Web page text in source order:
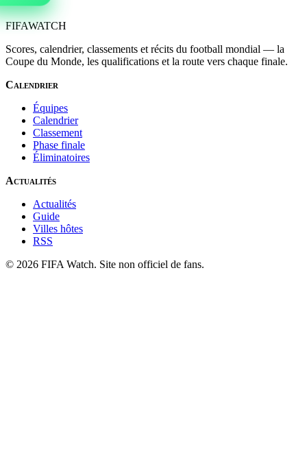
FIFAWATCH
Scores, calendrier, classements et récits du football mondial — la
Coupe du Monde, les qualifications et la route vers chaque finale.
Calendrier
Équipes
Calendrier
Classement
Phase finale
Éliminatoires
Actualités
Actualités
Guide
Villes hôtes
RSS
© 2026 FIFA Watch. Site non officiel de fans.